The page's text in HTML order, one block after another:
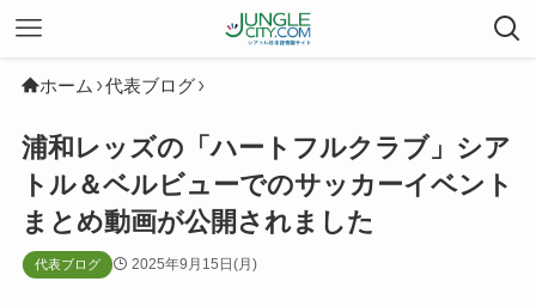
ホーム 代表ブログ
浦和レッズの「ハートフルクラブ」シア
トル＆ベルビューでのサッカーイベント
まとめ動画が公開されました
代表ブログ 2025年9月15日(月)